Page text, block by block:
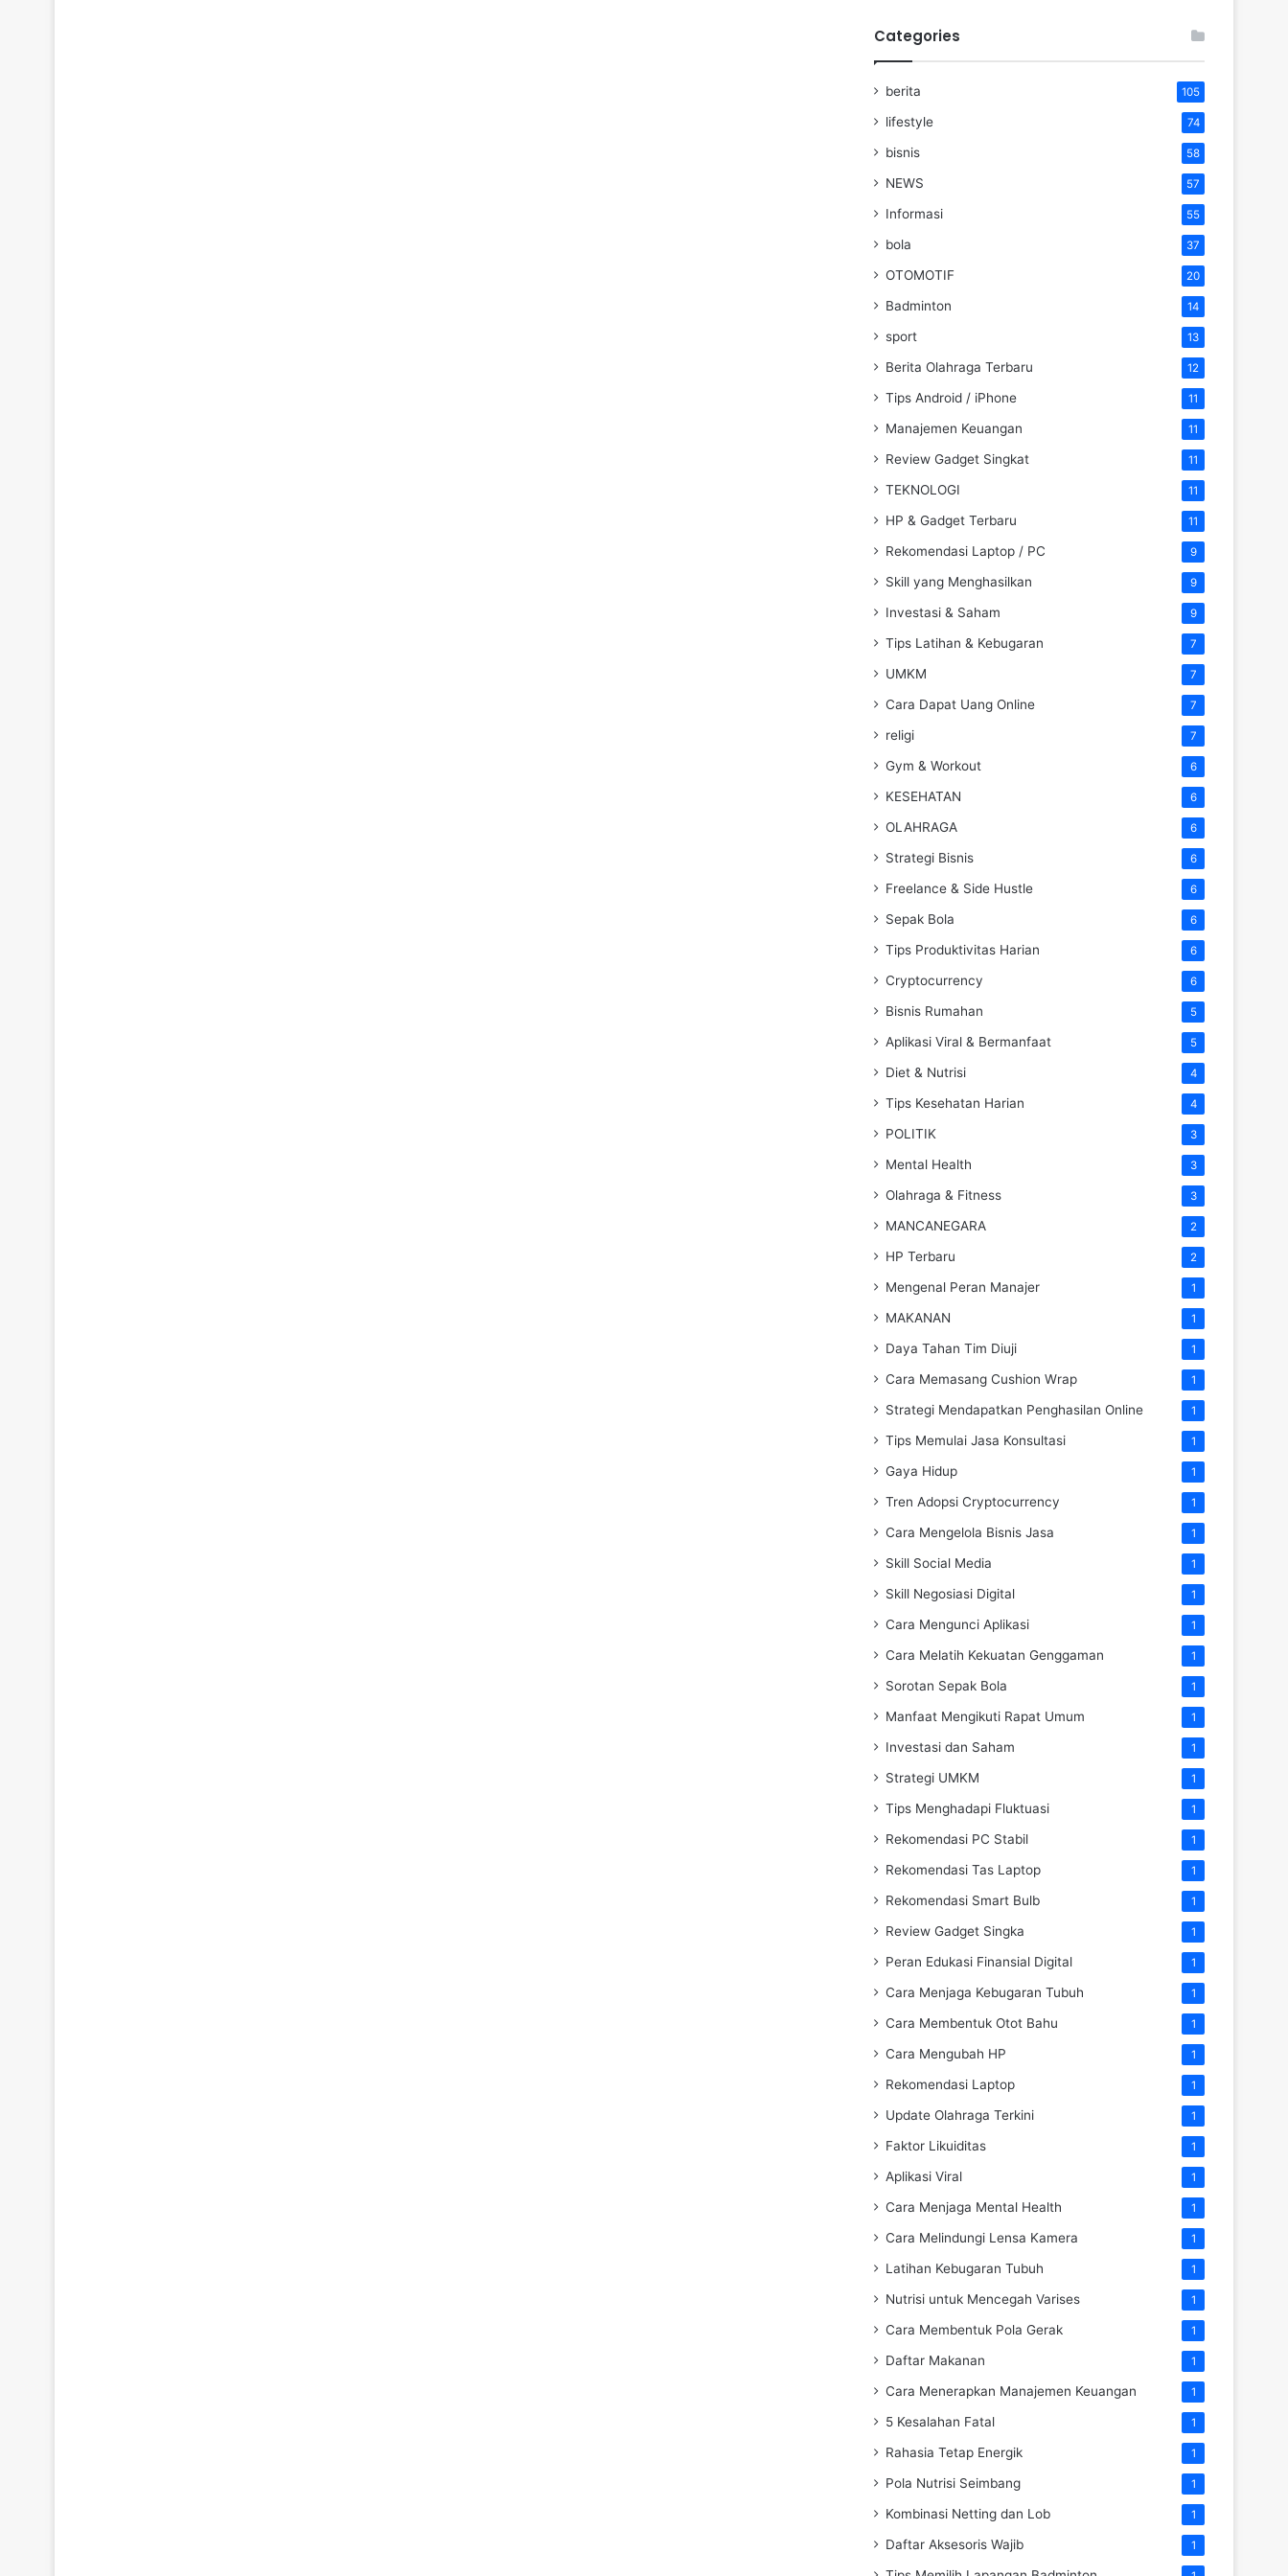
Categories
berita 105
lifestyle 74
bisnis 58
NEWS 57
Informasi 55
bola 37
OTOMOTIF 20
Badminton 14
sport 13
Berita Olahraga Terbaru 12
Tips Android / iPhone 11
Manajemen Keuangan 11
Review Gadget Singkat 11
TEKNOLOGI 11
HP & Gadget Terbaru 11
Rekomendasi Laptop / PC 9
Skill yang Menghasilkan 9
Investasi & Saham 9
Tips Latihan & Kebugaran 7
UMKM 7
Cara Dapat Uang Online 7
religi 7
Gym & Workout 6
KESEHATAN 6
OLAHRAGA 6
Strategi Bisnis 6
Freelance & Side Hustle 6
Sepak Bola 6
Tips Produktivitas Harian 6
Cryptocurrency 6
Bisnis Rumahan 5
Aplikasi Viral & Bermanfaat 5
Diet & Nutrisi 4
Tips Kesehatan Harian 4
POLITIK 3
Mental Health 3
Olahraga & Fitness 3
MANCANEGARA 2
HP Terbaru 2
Mengenal Peran Manajer 1
MAKANAN 1
Daya Tahan Tim Diuji 1
Cara Memasang Cushion Wrap 1
Strategi Mendapatkan Penghasilan Online 1
Tips Memulai Jasa Konsultasi 1
Gaya Hidup 1
Tren Adopsi Cryptocurrency 1
Cara Mengelola Bisnis Jasa 1
Skill Social Media 1
Skill Negosiasi Digital 1
Cara Mengunci Aplikasi 1
Cara Melatih Kekuatan Genggaman 1
Sorotan Sepak Bola 1
Manfaat Mengikuti Rapat Umum 1
Investasi dan Saham 1
Strategi UMKM 1
Tips Menghadapi Fluktuasi 1
Rekomendasi PC Stabil 1
Rekomendasi Tas Laptop 1
Rekomendasi Smart Bulb 1
Review Gadget Singka 1
Peran Edukasi Finansial Digital 1
Cara Menjaga Kebugaran Tubuh 1
Cara Membentuk Otot Bahu 1
Cara Mengubah HP 1
Rekomendasi Laptop 1
Update Olahraga Terkini 1
Faktor Likuiditas 1
Aplikasi Viral 1
Cara Menjaga Mental Health 1
Cara Melindungi Lensa Kamera 1
Latihan Kebugaran Tubuh 1
Nutrisi untuk Mencegah Varises 1
Cara Membentuk Pola Gerak 1
Daftar Makanan 1
Cara Menerapkan Manajemen Keuangan 1
5 Kesalahan Fatal 1
Rahasia Tetap Energik 1
Pola Nutrisi Seimbang 1
Kombinasi Netting dan Lob 1
Daftar Aksesoris Wajib 1